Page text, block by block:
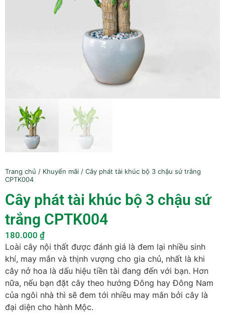
Trang chủ / Khuyến mãi / Cây phát tài khúc bộ 3 chậu sứ trắng
CPTK004
Cây phát tài khúc bộ 3 chậu sứ
trắng CPTK004
180.000 ₫
Loài cây nội thất được đánh giá là đem lại nhiều sinh
khí, may mắn và thịnh vượng cho gia chủ, nhất là khi
cây nở hoa là dấu hiệu tiền tài đang đến với bạn. Hơn
nữa, nếu bạn đặt cây theo hướng Đông hay Đông Nam
của ngôi nhà thì sẽ đem tới nhiều may mắn bởi cây là
đại diện cho hành Mộc.